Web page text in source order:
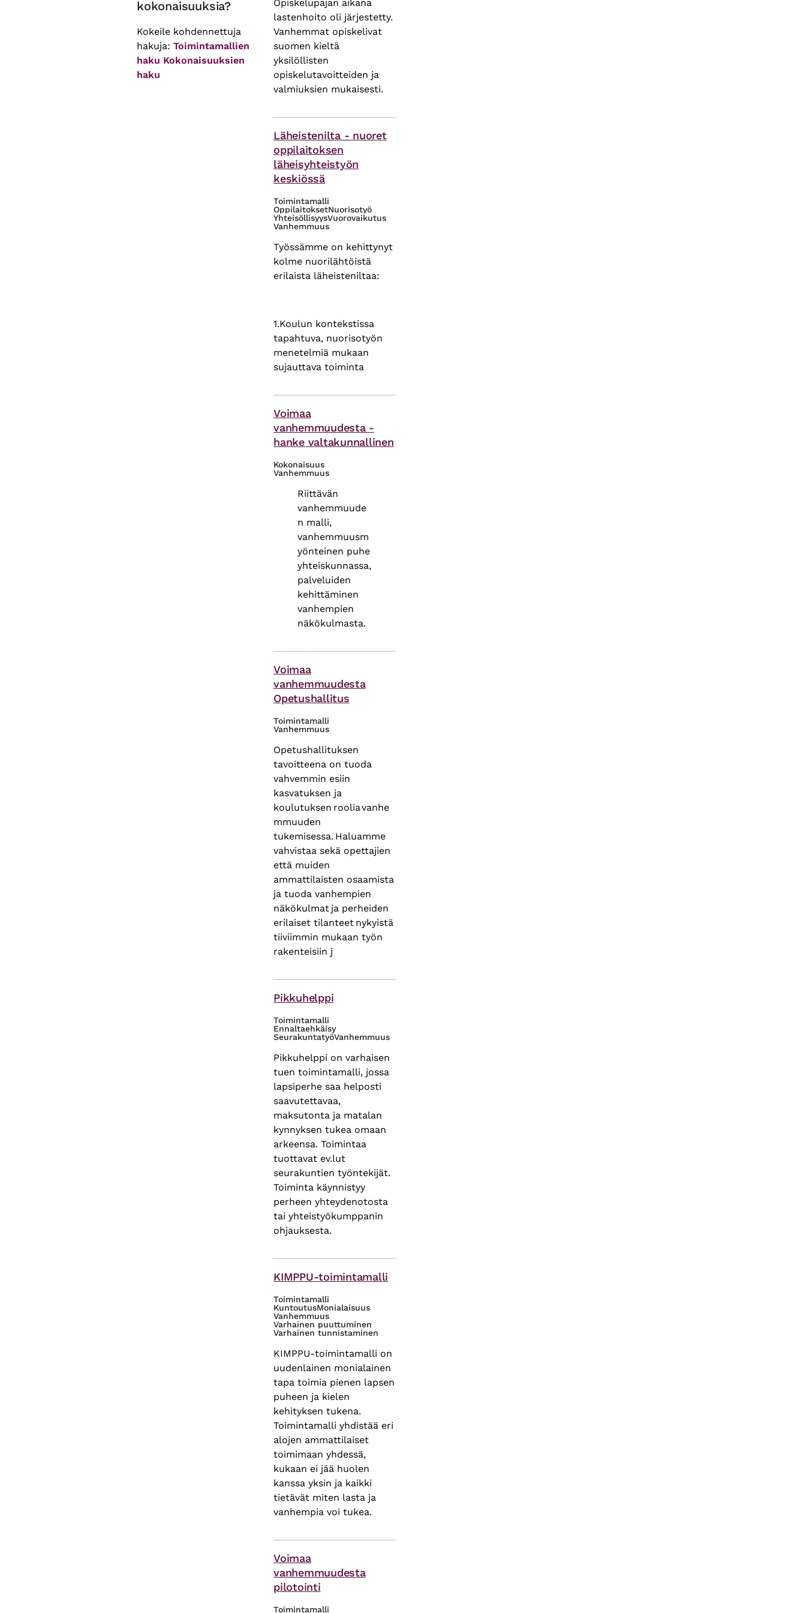
kokonaisuuksia?
Kokeile kohdennettuja
hakuja: Toimintamallien
haku Kokonaisuuksien
haku
Opiskelupajan aikana
lastenhoito oli järjestetty.
Vanhemmat opiskelivat
suomen kieltä
yksilöllisten
opiskelutavoitteiden ja
valmiuksien mukaisesti.
Läheistenilta - nuoret
oppilaitoksen
läheisyhteistyön
keskiössä
Toimintamalli
OppilaitoksetNuorisotyö
YhteisöllisyysVuorovaikutus
Vanhemmuus
Työssämme on kehittynyt
kolme nuorilähtöistä
erilaista läheisteniltaa:
1.Koulun kontekstissa
tapahtuva, nuorisotyön
menetelmiä mukaan
sujauttava toiminta ​
Voimaa
vanhemmuudesta -
hanke valtakunnallinen
Kokonaisuus
Vanhemmuus
Riittävän
vanhemmuude
n malli,
vanhemmuusm
yönteinen puhe
yhteiskunnassa,
palveluiden
kehittäminen
vanhempien
näkökulmasta.
Voimaa
vanhemmuudesta
Opetushallitus
Toimintamalli
Vanhemmuus
Opetushallituksen
tavoitteena on tuoda
vahvemmin esiin
kasvatuksen ja
koulutuksen roolia vanhe
mmuuden
tukemisessa. Haluamme
vahvistaa sekä opettajien
että muiden
ammattilaisten osaamista
ja tuoda vanhempien
näkökulmat ja perheiden
erilaiset tilanteet nykyistä
tiiviimmin mukaan työn
rakenteisiin j
Pikkuhelppi
Toimintamalli
Ennaltaehkäisy
SeurakuntatyöVanhemmuus
Pikkuhelppi on varhaisen
tuen toimintamalli, jossa
lapsiperhe saa helposti
saavutettavaa,
maksutonta ja matalan
kynnyksen tukea omaan
arkeensa. Toimintaa
tuottavat ev.lut
seurakuntien työntekijät.
Toiminta käynnistyy
perheen yhteydenotosta
tai yhteistyökumppanin
ohjauksesta.
KIMPPU-toimintamalli
Toimintamalli
KuntoutusMonialaisuus
Vanhemmuus
Varhainen puuttuminen
Varhainen tunnistaminen
KIMPPU-toimintamalli on
uudenlainen monialainen
tapa toimia pienen lapsen
puheen ja kielen
kehityksen tukena.
Toimintamalli yhdistää eri
alojen ammattilaiset
toimimaan yhdessä,
kukaan ei jää huolen
kanssa yksin ja kaikki
tietävät miten lasta ja
vanhempia voi tukea.
Voimaa
vanhemmuudesta
pilotointi
Toimintamalli